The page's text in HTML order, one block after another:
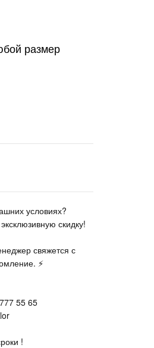
размер
условиях?
скидку!
свяжется с
⚡
55 65
!